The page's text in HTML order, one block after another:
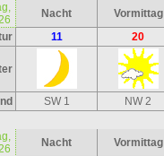
Nacht Vormittag
11 20
SW 1 NW 2
Nacht Vormittag